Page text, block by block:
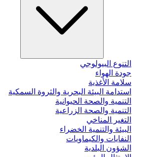
التنوع البيولوجي
جودة الهواء
سلامة الأغذية
استدامة البيئة البحرية والثروة السمكية
التنمية والصحة الحيوانية
التنمية والصحة الزراعية
التغير المناخي
البيئة والتنمية الخضراء
النفايات والكيماويات
الشؤون البلدية